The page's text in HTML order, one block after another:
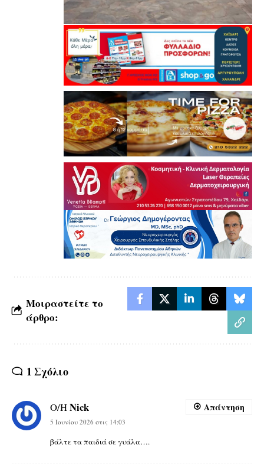
Μοιραστείτε το
άρθρο:
1 Σχόλιο
Ο/ΗNick
5 Ιουνίου 2026 στις 14:03
βάλτε τα παιδιά σε γυάλα….
Απάντηση